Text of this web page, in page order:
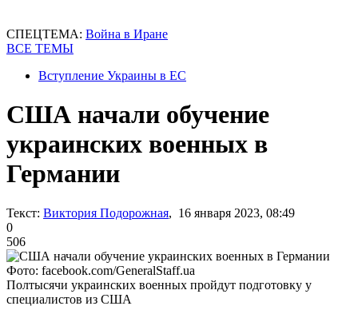
СПЕЦТЕМА: Война в Иране
ВСЕ ТЕМЫ
Вступление Украины в ЕС
США начали обучение
украинских военных в
Германии
Текст: Виктория Подорожная, 16 января 2023, 08:49
0
506
Фото: facebook.com/GeneralStaff.ua
Полтысячи украинских военных пройдут подготовку у
специалистов из США